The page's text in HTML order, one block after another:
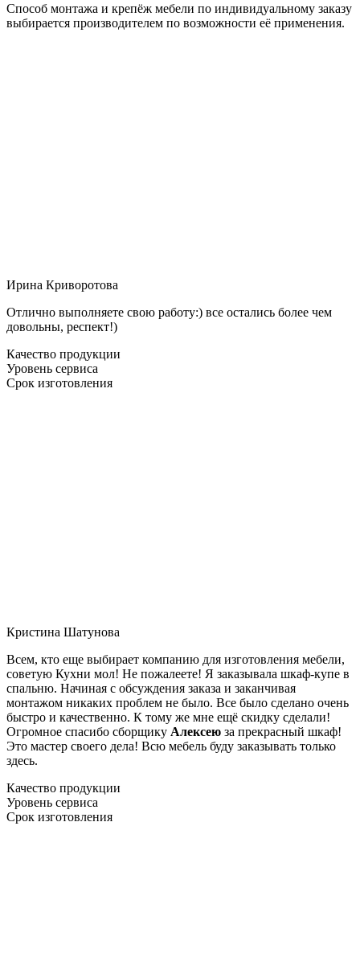
Способ монтажа и крепёж мебели по индивидуальному заказу
выбирается производителем по возможности её применения.
Ирина Криворотова
Отлично выполняете свою работу:) все остались более чем
довольны, респект!)
Качество продукции
Уровень сервиса
Срок изготовления
Кристина Шатунова
Всем, кто еще выбирает компанию для изготовления мебели,
советую Кухни мол! Не пожалеете! Я заказывала шкаф-купе в
спальню. Начиная с обсуждения заказа и заканчивая
монтажом никаких проблем не было. Все было сделано очень
быстро и качественно. К тому же мне ещё скидку сделали!
Огромное спасибо сборщику Алексею за прекрасный шкаф!
Это мастер своего дела! Всю мебель буду заказывать только
здесь.
Качество продукции
Уровень сервиса
Срок изготовления